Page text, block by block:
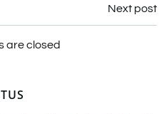
Navigation
de
Next post
are closed